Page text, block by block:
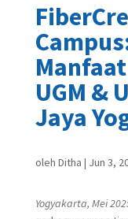
UGM &
Jaya
oleh Ditha | Jun 3,
Yogyakarta, Mei